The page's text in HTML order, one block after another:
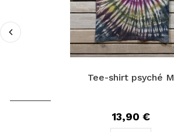
Tee-shirt psyché M
13,90 €